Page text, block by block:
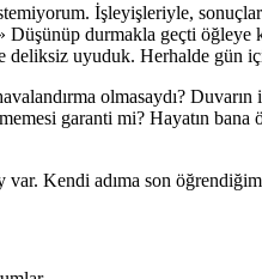
İşleyişleriyle,
Düşünüp durmakla geçti öğleye
deliksiz uyuduk. Herhalde gün
olmasaydı?
garanti mi? Hayatın
var. Kendi adıma son